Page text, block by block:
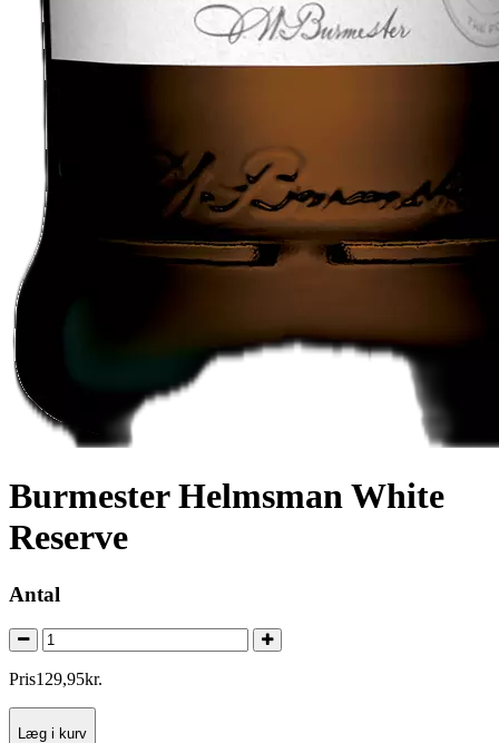
Burmester Helmsman White
Reserve
Antal
Pris129,95kr.
Læg i kurv